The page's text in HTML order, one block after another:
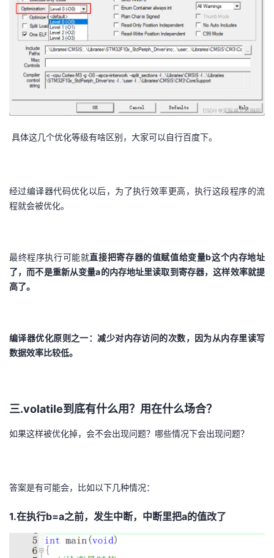
具体这几个优化等级有啥区别，大家可以自行百度下。
经过编译器代码优化以后，为了执行效率更高，执行这段程序的流
程就会被优化。
最终程序执行可能就直接把寄存器的值赋值给变量b这个内存地址
了，而不是重新从变量a的内存地址里读取到寄存器，这样效率就提
高了。
编译器优化原则之一：减少对内存访问的次数，因为从内存里读写
数据效率比较低。
三.volatile到底有什么用？用在什么场合？
如果这样被优化掉，会不会出现问题？哪些情况下会出现问题？
答案是有可能会，比如以下几种情况：
1.在执行b=a之前，发生中断，中断里把a的值改了